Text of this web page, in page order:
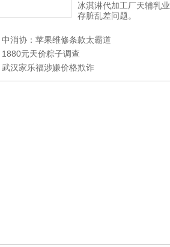
冰淇淋代加工厂天辅乳业
存脏乱差问题。
中消协：苹果维修条款太霸道
1880元天价粽子调查
武汉家乐福涉嫌价格欺诈